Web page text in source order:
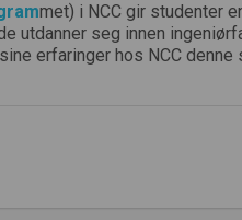
met) i NCC gir studenter
utdanner seg innen
erfaringer hos NCC denne